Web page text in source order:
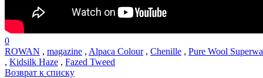
0
ROWAN , magazine , Alpaca Colour, Chenille , Pure Wool
, Kidsilk Haze , Fazed Tweed
Возврат к списку